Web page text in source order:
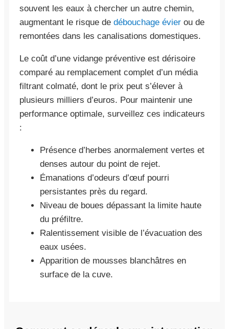
souvent les eaux à chercher un autre chemin,
augmentant le risque de débouchage évier ou de
remontées dans les canalisations domestiques.
Le coût d’une vidange préventive est dérisoire
comparé au remplacement complet d’un média
filtrant colmaté, dont le prix peut s’élever à
plusieurs milliers d’euros. Pour maintenir une
performance optimale, surveillez ces indicateurs
:
Présence d’herbes anormalement vertes et
denses autour du point de rejet.
Émanations d’odeurs d’œuf pourri
persistantes près du regard.
Niveau de boues dépassant la limite haute
du préfiltre.
Ralentissement visible de l’évacuation des
eaux usées.
Apparition de mousses blanchâtres en
surface de la cuve.